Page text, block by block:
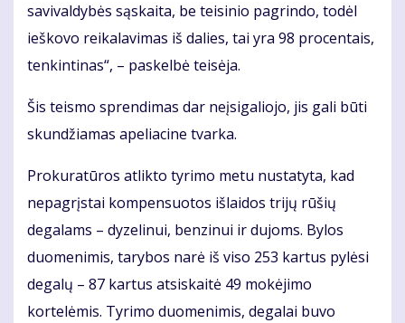
savivaldybės sąskaita, be teisinio pagrindo, todėl
ieškovo reikalavimas iš dalies, tai yra 98 procentais,
tenkintinas“, – paskelbė teisėja.
Šis teismo sprendimas dar neįsigaliojo, jis gali būti
skundžiamas apeliacine tvarka.
Prokuratūros atlikto tyrimo metu nustatyta, kad
nepagrįstai kompensuotos išlaidos trijų rūšių
degalams – dyzelinui, benzinui ir dujoms. Bylos
duomenimis, tarybos narė iš viso 253 kartus pylėsi
degalų – 87 kartus atsiskaitė 49 mokėjimo
kortelėmis. Tyrimo duomenimis, degalai buvo